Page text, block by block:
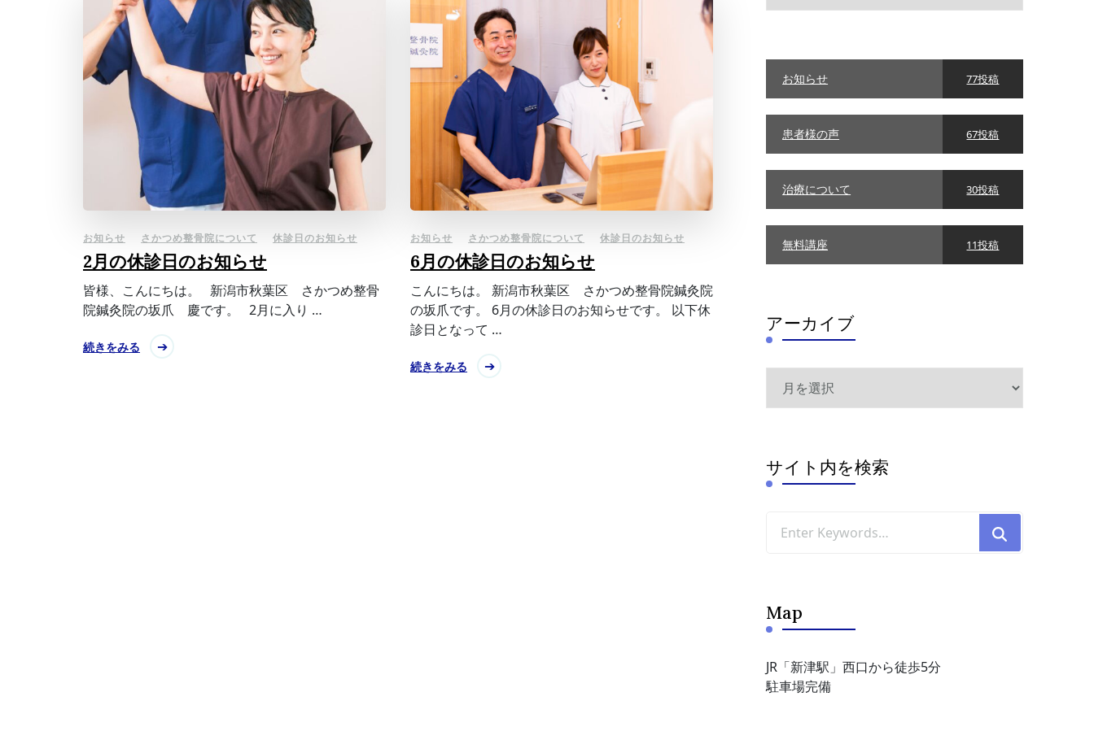
お知らせ さかつめ整骨院について 休診日のお知らせ
2月の休診日のお知らせ
皆様、こんにちは。 新潟市秋葉区 さかつめ整骨
院鍼灸院の坂爪 慶です。 2月に入り …
続きをみる
お知らせ さかつめ整骨院について 休診日のお知らせ
6月の休診日のお知らせ
こんにちは。 新潟市秋葉区 さかつめ整骨院鍼灸院
の坂爪です。 6月の休診日のお知らせです。 以下休
診日となって …
続きをみる
ー
お知らせ 77投稿
患者様の声 67投稿
治療について 30投稿
無料講座 11投稿
アーカイブ
サイト内を検索
for
Map
JR「新津駅」西口から徒歩5分
駐車場完備